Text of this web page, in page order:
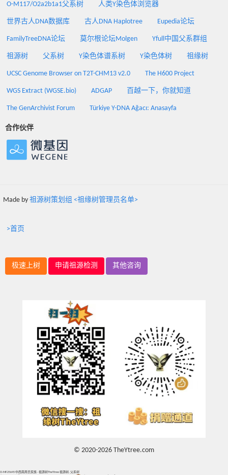
O-M117/O2a2b1a1父系树 人类Y染色体浏览器
世界古人DNA数据库 古人DNA Haplotree Eupedia论坛
FamilyTreeDNA论坛 莫尔根论坛Molgen Yfull中国父系群组
祖源树 父系树 Y染色体谱系树 Y染色体树 祖缘树
UCSC Genome Browser on T2T-CHM13 v2.0 The H600 Project
WGS Extract (WGSE.bio) ADGAP 百越一下，你就知道
The GenArchivist Forum Türkiye Y-DNA Ağacı: Anasayfa
合作伙伴
Made by 祖源树策划组 <祖缘树管理员名单>
>首页
极速上树 申请祖源检测 其他咨询
© 2020-2026 TheYtree.com
O-MF25645 中西南周氏家族 - 祖源树TheYtree 祖源树, 父系树